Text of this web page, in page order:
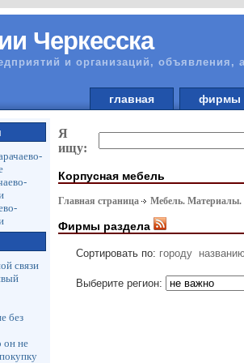
Черкесска
и организаций, объявления,
главная
связи
без
он не
Я
ищу:
Корпусная мебель
Главная страница Мебель.
Фирмы раздела
Сортировать по: городу
Выберите регион: